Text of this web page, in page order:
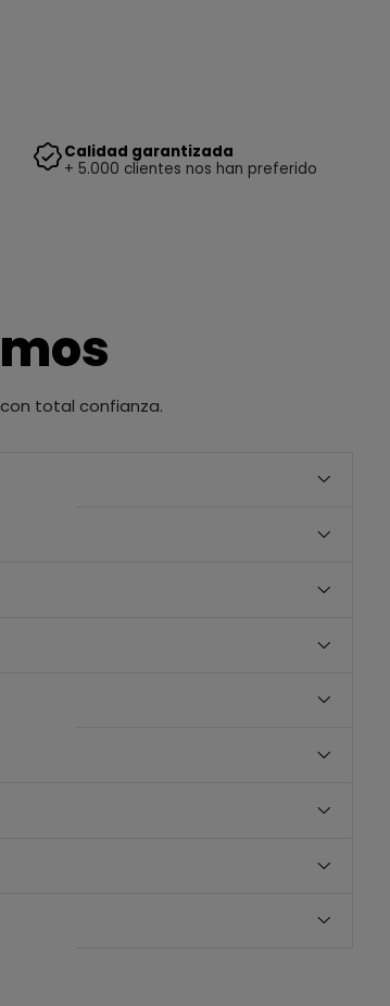
Calidad garantizada
+ 5.000 clientes nos han preferido
total confianza.